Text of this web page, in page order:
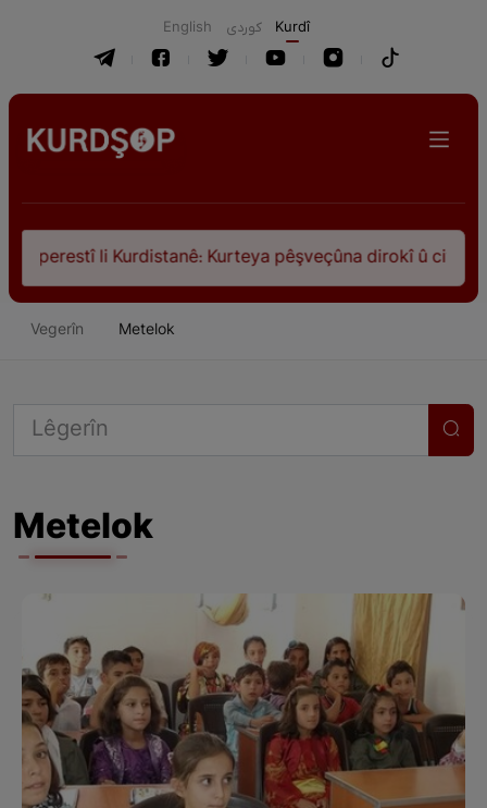
English كوردی Kurdî
li Kurdistanê: Kurteya pêşveçûna dirokî û civakî-
Vegerîn Metelok
Metelok